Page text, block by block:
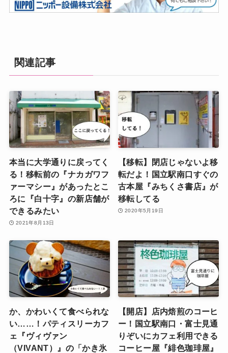
関連記事
本当に大学通りに戻ってく
る！移転前の『ナカガワフ
ァーマシー』があったとこ
ろに『白十字』の新店舗が
できるみたい
2021年8月13日
【移転】閉店じゃないよ移
転だよ！国立駅南口すぐの
古本屋『みちくさ書店』が
移転してる
2020年5月19日
か、かわいくて食べられな
い……！パティスリーカフ
ェ『ヴィヴァン
（VIVANT）』の「かき氷
【開店】店内焙煎のコーヒ
ー！国立駅南口・富士見通
りぞいにカフェ利用できる
コーヒー屋『緋色珈琲屋』